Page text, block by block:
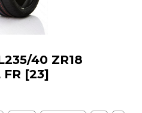
40 ZR18
FR [23]